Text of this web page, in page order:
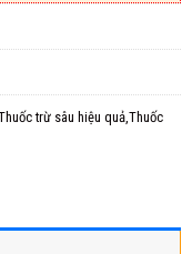
trừ sâu hiệu quả,Thuốc